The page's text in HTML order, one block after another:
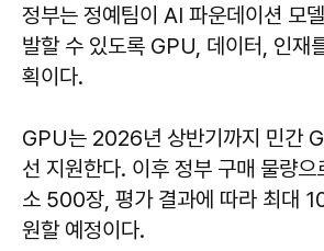
정부는 정예팀이 AI 파운데이션 모
발할 수 있도록 GPU, 데이터, 인재
획이다.
GPU는 2026년 상반기까지 민간
선 지원한다. 이후 정부 구매 물량으
소 500장, 평가 결과에 따라 최대
원할 예정이다.